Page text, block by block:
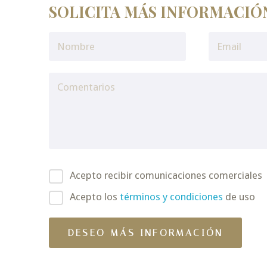
SOLICITA MÁS
Acepto recibir comunicaciones comerciales
Acepto los términos y condiciones de uso